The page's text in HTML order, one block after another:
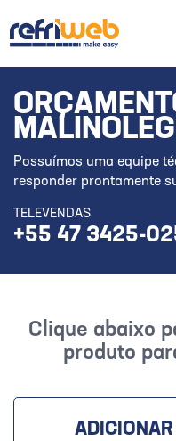
Possuímos uma equipe
responder prontamente
TELEVENDAS
+55 47 3425-
Clique abaixo
produto